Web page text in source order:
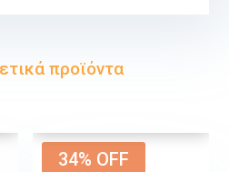
προϊόντα
34% OFF